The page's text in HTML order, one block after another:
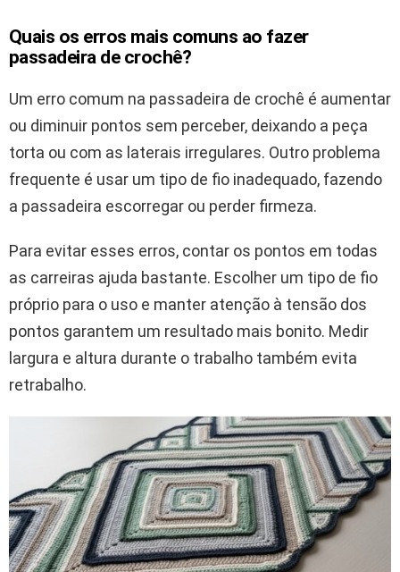
Quais os erros mais comuns ao fazer
passadeira de crochê?
Um erro comum na passadeira de crochê é aumentar
ou diminuir pontos sem perceber, deixando a peça
torta ou com as laterais irregulares. Outro problema
frequente é usar um tipo de fio inadequado, fazendo
a passadeira escorregar ou perder firmeza.
Para evitar esses erros, contar os pontos em todas
as carreiras ajuda bastante. Escolher um tipo de fio
próprio para o uso e manter atenção à tensão dos
pontos garantem um resultado mais bonito. Medir
largura e altura durante o trabalho também evita
retrabalho.